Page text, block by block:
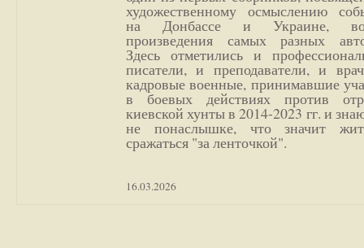
художественному осмыслению
на Донбассе и Украине,
произведения самых разных
Здесь отметились и
писатели, и преподаватели, и
кадровые военные, принимавшие
в боевых действиях против
киевской хунты в 2014-2023 гг. и
не понаслышке, что значит
сражаться "за ленточкой".
16.03.2026